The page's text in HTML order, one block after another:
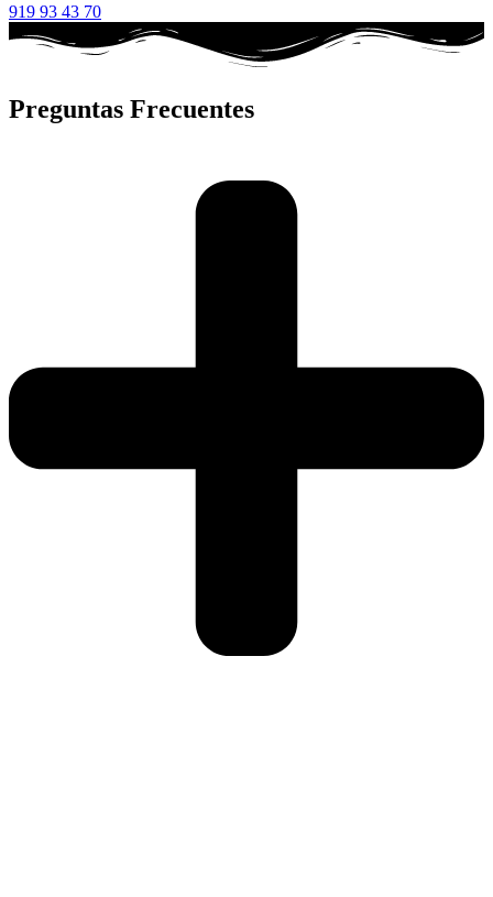
919 93 43 70
Preguntas Frecuentes